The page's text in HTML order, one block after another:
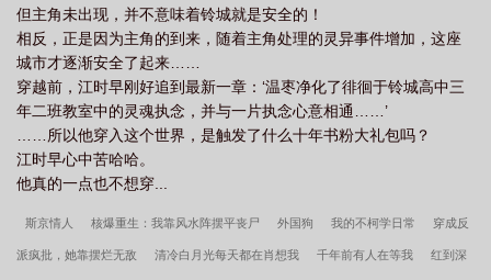
但主角未出现，并不意味着铃城就是安全的！
相反，正是因为主角的到来，随着主角处理的灵异事件增加，这座
城市才逐渐安全了起来……
穿越前，江时早刚好追到最新一章：‘温枣净化了徘徊于铃城高中三
年二班教室中的灵魂执念，并与一片执念心意相通……’
……所以他穿入这个世界，是触发了什么十年书粉大礼包吗？
江时早心中苦哈哈。
他真的一点也不想穿...
斯京情人 核爆重生：我靠风水阵摆平丧尸 外国狗 我的不柯学日常 穿成反
派疯批，她靠摆烂无敌 清冷白月光每天都在肖想我 千年前有人在等我 红到深